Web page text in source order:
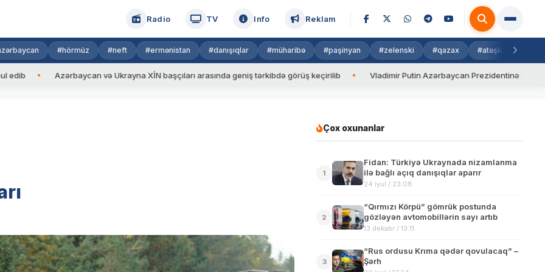
Radio TV Info Reklam
#hörmüz #neft #ermənistan #danışıqlar #müharibə #paşinyan #zelenski #qazax #atəşkəs
Azərbaycan və Ukrayna XİN başçıları arasında geniş tərkibdə görüş keçirilib Vladimir Putin Azərbaycan Prezidentinə zəng edib
Çox oxunanlar
1
Fidan: Türkiyə Ukraynada nizamlanma
ilə bağlı açıq danışıqlar aparır
24 iyul / 23:08
2
“Qırmızı Körpü” gömrük postunda
gözləyən avtomobillərin sayı artıb
13 dekabr / 13:11
3
“Rus ordusu Krıma qədər qovulacaq” –
Şərh